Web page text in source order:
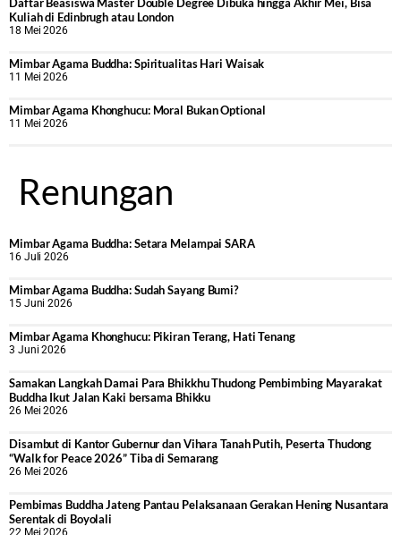
Daftar Beasiswa Master Double Degree Dibuka hingga Akhir Mei, Bisa
Kuliah di Edinbrugh atau London
18 Mei 2026
Mimbar Agama Buddha: Spiritualitas Hari Waisak
11 Mei 2026
Mimbar Agama Khonghucu: Moral Bukan Optional
11 Mei 2026
Renungan
Mimbar Agama Buddha: Setara Melampai SARA
16 Juli 2026
Mimbar Agama Buddha: Sudah Sayang Bumi?
15 Juni 2026
Mimbar Agama Khonghucu: Pikiran Terang, Hati Tenang
3 Juni 2026
Samakan Langkah Damai Para Bhikkhu Thudong Pembimbing Mayarakat
Buddha Ikut Jalan Kaki bersama Bhikku
26 Mei 2026
Disambut di Kantor Gubernur dan Vihara Tanah Putih, Peserta Thudong
“Walk for Peace 2026” Tiba di Semarang
26 Mei 2026
‎Pembimas Buddha Jateng Pantau Pelaksanaan Gerakan Hening Nusantara
Serentak di Boyolali